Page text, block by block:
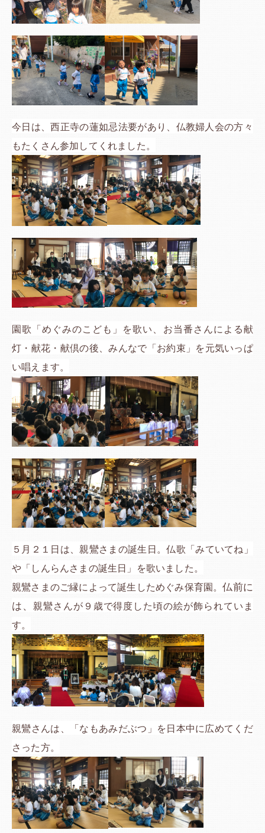
今日は、西正寺の蓮如忌法要があり、仏教婦人会の方々
もたくさん参加してくれました。
園歌「めぐみのこども」を歌い、お当番さんによる献
灯・献花・献倶の後、みんなで「お約束」を元気いっぱ
い唱えます。
５月２１日は、親鸞さまの誕生日。仏歌「みていてね」
や「しんらんさまの誕生日」を歌いました。
親鸞さまのご縁によって誕生しためぐみ保育園。仏前に
は、
親鸞さんが９歳で得度した頃の絵が飾られていま
す。
親鸞さんは、「なもあみだぶつ」を日本中に広めてくだ
さった方。